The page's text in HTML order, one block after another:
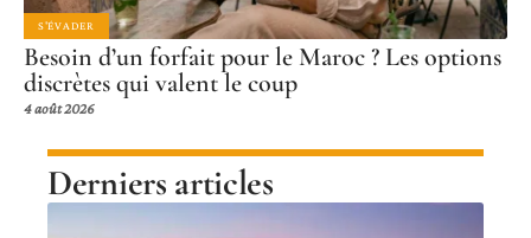
S'ÉVADER
Besoin d’un forfait pour le Maroc ? Les options
discrètes qui valent le coup
4 août 2026
Derniers articles